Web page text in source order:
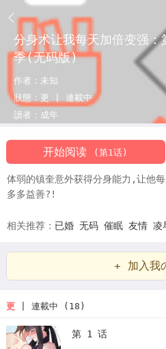
分身术让我每天加倍变强：
季(无码版)
作者： 未知
狀態： 更 | 連載中
讀者： 成年
开始阅读 (第1话)
体弱的镇奎意外获得分身能力,让他
多多益善?!
相关推荐： 已婚 无码 催眠 友情 凌
+ 加入我
更| 連載中 (18)
第 1 话